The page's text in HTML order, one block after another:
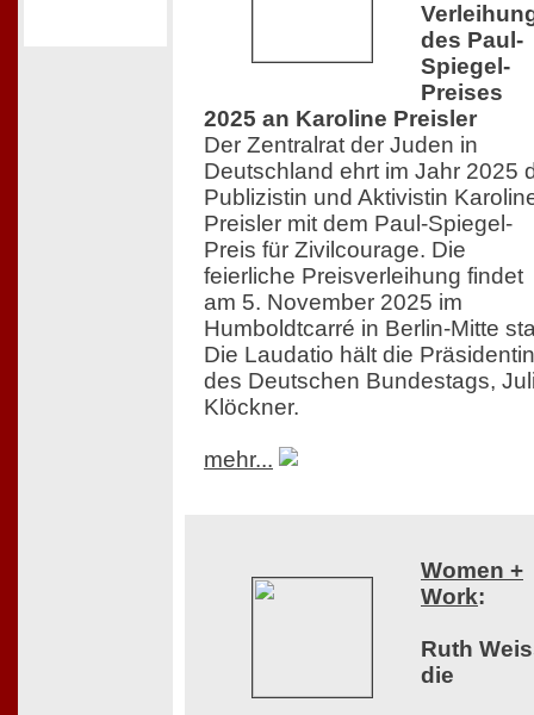
des Paul-
Spiegel-
Preises
2025 an Karoline Preisler
Der Zentralrat der Juden in
Deutschland ehrt im Jahr 2025
Publizistin und Aktivistin
Preisler mit dem Paul-Spiegel-
Preis für Zivilcourage. Die
feierliche Preisverleihung findet
am 5. November 2025 im
Humboldtcarré in Berlin-Mitte
Die Laudatio hält die Präsidentin
des Deutschen Bundestags,
Klöckner.
mehr...
Women +
Work:
Ruth
die